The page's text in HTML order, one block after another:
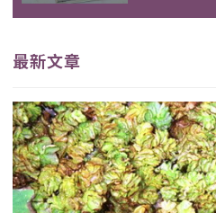
最新文章